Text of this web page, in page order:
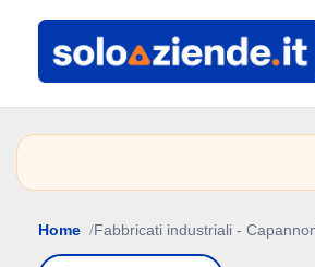
Home Fabbricati industriali -